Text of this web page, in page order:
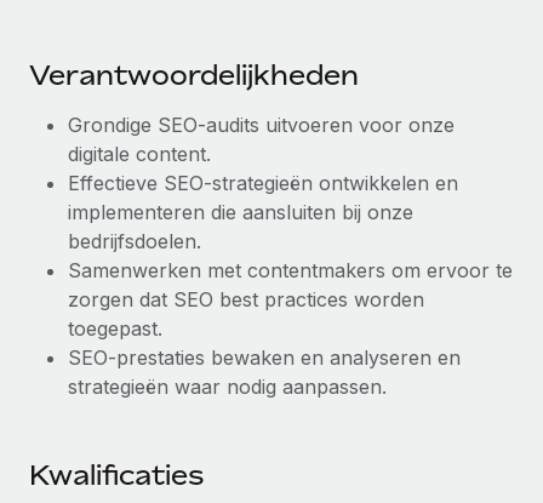
Plaats werknemers moeiteloos over
Secundaire arbeidsvoorwaarden
Eenvoudig secundaire arbeidsvoorwaarden
beheren
Belastingen
Naar de blog
BLOG
Productupdates van Remote: Gusto- en Xero-
integraties en Contractor Management Plus
Het blijft de missie van Remote om alle soorten bedrijven
te helpen bij het aannemen, beheren en...
Hoe Phiture 55 werknemers in 19 landen
Verantwoordelijkheden
Grondige SEO-audits uitvoeren voor onze
digitale content.
Effectieve SEO-strategieën ontwikkelen en
implementeren die aansluiten bij onze
bedrijfsdoelen.
Samenwerken met contentmakers om ervoor te
zorgen dat SEO best practices worden
toegepast.
SEO-prestaties bewaken en analyseren en
strategieën waar nodig aanpassen.
Kwalificaties